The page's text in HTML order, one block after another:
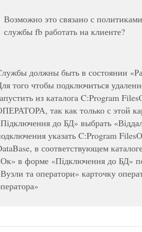
Возможно это связано с
службы fb работать на клиенте?
должны быть в состоянии
того чтобы подключиться
из каталога C:Program
так как только с этой
до БД» выбрать
указать C:Program
в соответствующем
в форме «Підключення до БД»
та оператори» карточку